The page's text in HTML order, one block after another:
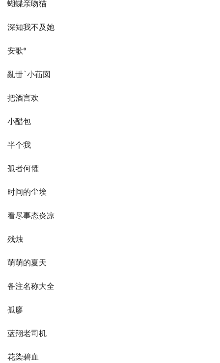
蝴蝶亲吻猫
深知我不及她
安歌°
亂丗`小苮囡
把酒言欢
小醋包
半个我
孤者何懼
时间的尘埃
看尽事态炎凉
残烛
萌萌的夏天
备注名称大全
孤廖
蓝翔老司机
花染碧血